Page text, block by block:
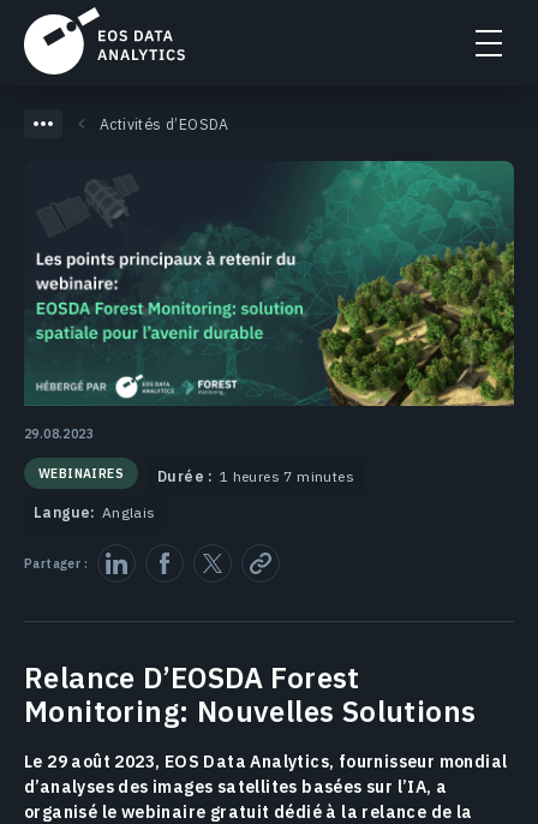
Activités d’EOSDA
29.08.2023
WEBINAIRES Durée : 1 heures 7 minutes
Langue: Anglais
Partager :
Relance D’EOSDA Forest
Monitoring: Nouvelles Solutions
Le 29 août 2023, EOS Data Analytics, fournisseur mondial
d’analyses des images satellites basées sur l’IA, a
organisé le webinaire gratuit dédié à la relance de la